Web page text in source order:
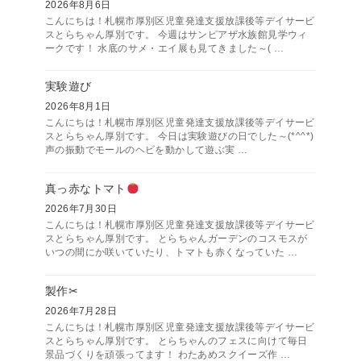
2026年8月6日
こんにちは！札幌市厚別区児童発達支援放課後等デイサービ
スとらちゃん厚別です。 今週はサンピアザ水族館見学ウィ
ークです！ 水底のサメ・エイ展も見てきました～( …
実験遊び
2026年8月1日
こんにちは！札幌市厚別区児童発達支援放課後等デイサービ
スとらちゃん厚別です。 今日は実験遊びの日でした～(*^^*)
声の振動でモールのヘビを動かして遊ぶ実 …
真っ赤なトマト
2026年7月30日
こんにちは！札幌市厚別区児童発達支援放課後等デイサービ
スとらちゃん厚別です。 とらちゃんガーデンのコスモスが
いつの間にか咲いていたり、トマトも赤くなっていた …
製作✂
2026年7月28日
こんにちは！札幌市厚別区児童発達支援放課後等デイサービ
スとらちゃん厚別です。 とらちゃんのフェスに向けて毎日
景品づくりを頑張ってます！ わたあめスクイーズ作 …